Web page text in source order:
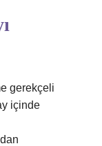
gerekçeli
içinde